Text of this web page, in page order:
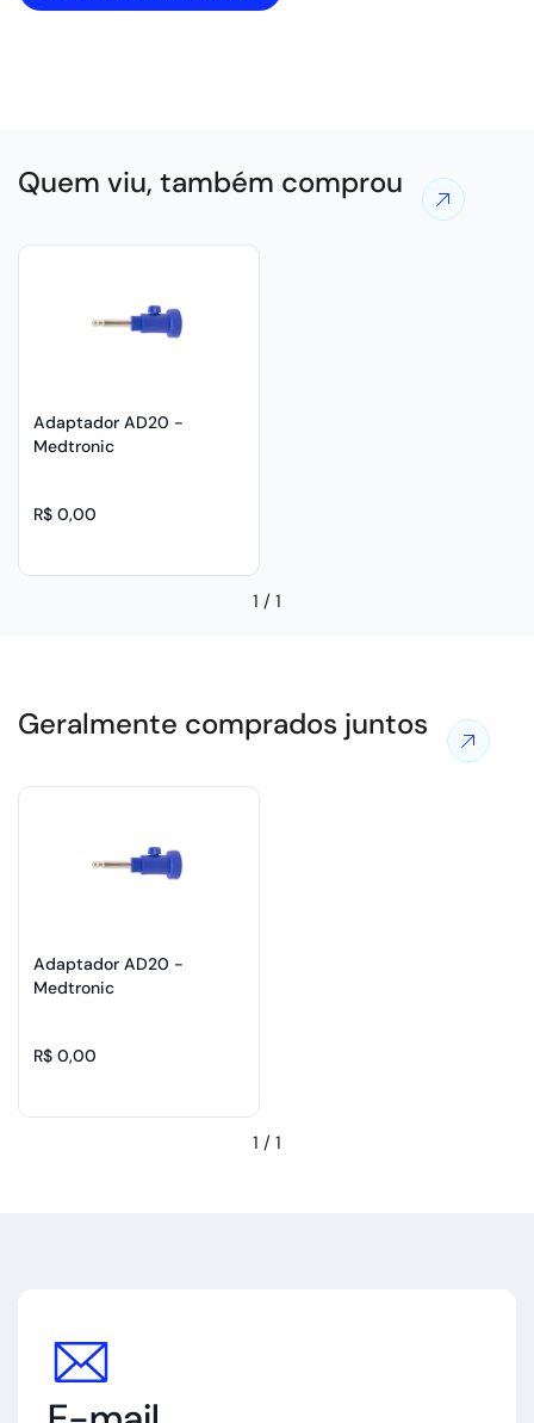
Quem viu, também comprou Ver
mais
Adaptador AD20 -
Medtronic
R$ 0,00
1 / 1
Geralmente comprados juntos Ver
mais
Adaptador AD20 -
Medtronic
R$ 0,00
1 / 1